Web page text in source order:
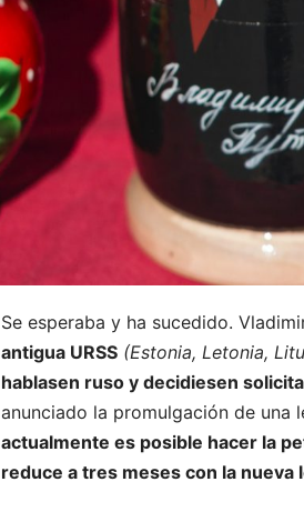
Se esperaba y ha sucedido.
antigua URSS (Estonia, Letonia,
hablasen ruso y decidiesen
anunciado la promulgación de
actualmente es posible hacer la
reduce a tres meses con la nueva